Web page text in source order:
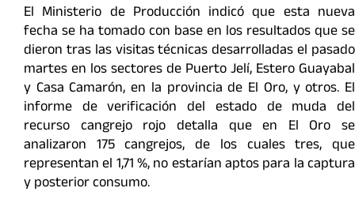
El Ministerio de Producción indicó que esta nueva
fecha se ha tomado con base en los resultados que se
dieron tras las visitas técnicas desarrolladas el pasado
martes en los sectores de Puerto Jelí, Estero Guayabal
y Casa Camarón, en la provincia de El Oro, y otros. El
informe de verificación del estado de muda del
recurso cangrejo rojo detalla que en El Oro se
analizaron 175 cangrejos, de los cuales tres, que
representan el 1,71 %, no estarían aptos para la captura
y posterior consumo.